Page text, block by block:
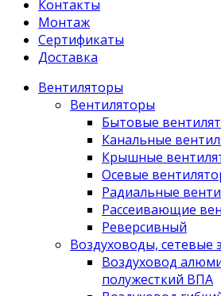
Контакты
Монтаж
Сертификаты
Доставка
Вентиляторы
Вентиляторы
Бытовые
Канальные
Крышные
Осевые
Радиальные
Рассеивающие
Реверсивный
Воздуховоды, сетевые
Воздуховод
полужесткий ВПА